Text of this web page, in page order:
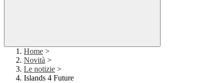
Home >
Novità >
Le notizie >
Islands 4 Future